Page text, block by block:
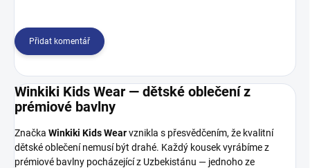
Přidat komentář
Winkiki Kids Wear — dětské oblečení z
prémiové bavlny
Značka Winkiki Kids Wearvznikla s přesvědčením, že kvalitní
dětské oblečení nemusí být drahé. Každý kousek vyrábíme z
prémiové bavlny pocházející z Uzbekistánu — jednoho ze